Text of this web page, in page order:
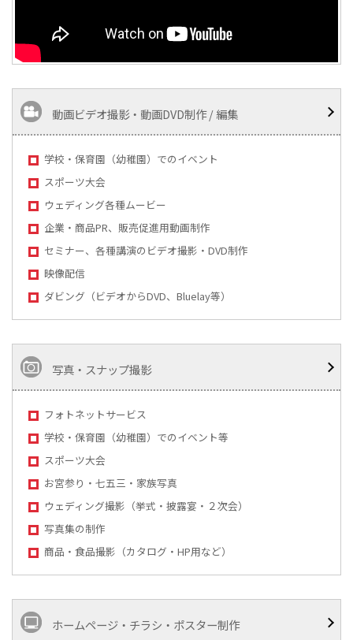
動画ビデオ撮影・動画DVD制作 / 編集
学校・保育園（幼稚園）でのイベント
スポーツ大会
ウェディング各種ムービー
企業・商品PR、販売促進用動画制作
セミナー、各種講演のビデオ撮影・DVD制作
映像配信
ダビング（ビデオからDVD、Bluelay等）
写真・スナップ撮影
フォトネットサービス
学校・保育園（幼稚園）でのイベント等
スポーツ大会
お宮参り・七五三・家族写真
ウェディング撮影（挙式・披露宴・２次会）
写真集の制作
商品・食品撮影（カタログ・HP用など）
ホームページ・チラシ・ポスター制作